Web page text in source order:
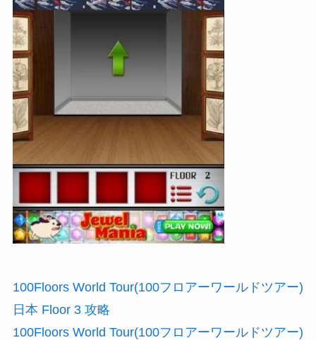
100Floors World Tour(100フロアーワールドツアー)
日本 Floor 3 攻略
100Floors World Tour(100フロアーワールドツアー)